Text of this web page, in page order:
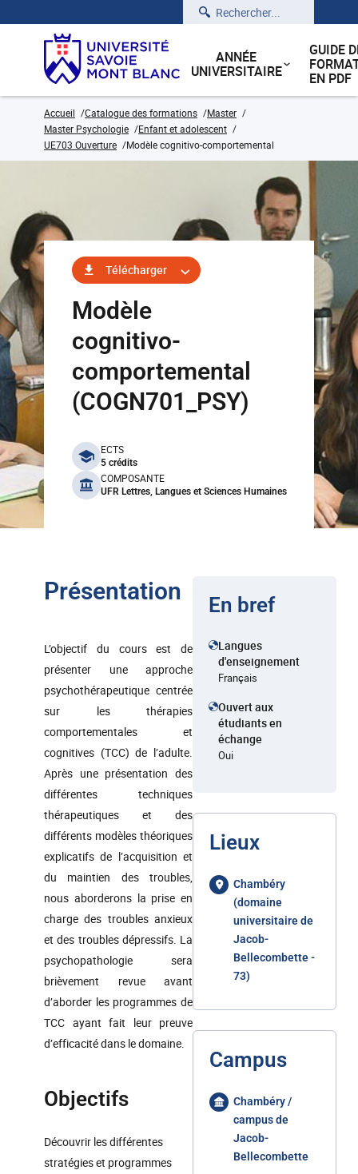
Rechercher
ANNÉE
UNIVERSITAIRE
GUIDE
EN PDF
Accueil Catalogue des formations
Master
Master Psychologie
Enfant et adolescent
UE703 Ouverture
Modèle cognitivo-comportemental
Télécharger
Modèle
cognitivo-
comportemental
(COGN701_PSY)
benefits
ECTS
5 crédits
COMPOSANTE
UFR Lettres, Langues et Sciences Humaines
Présentation
L’objectif du cours est de
présenter une approche
psychothérapeutique centrée
sur les thérapies
comportementales et
cognitives (TCC) de l’adulte.
Après une présentation des
différentes techniques
thérapeutiques et des
différents modèles théoriques
explicatifs de l’acquisition et
du maintien des troubles,
nous aborderons la prise en
charge des troubles anxieux
et des troubles dépressifs. La
psychopathologie sera
brièvement revue avant
d’aborder les programmes de
TCC ayant fait leur preuve
d’efficacité dans le domaine.
Objectifs
Découvrir les différentes
stratégies et programmes
En bref
Langues
d'enseignement
Français
Ouvert aux
étudiants en
échange
Oui
Lieux
Chambéry
(domaine
universitaire de
Jacob-
Bellecombette -
73)
Campus
Chambéry /
campus de
Jacob-
Bellecombette